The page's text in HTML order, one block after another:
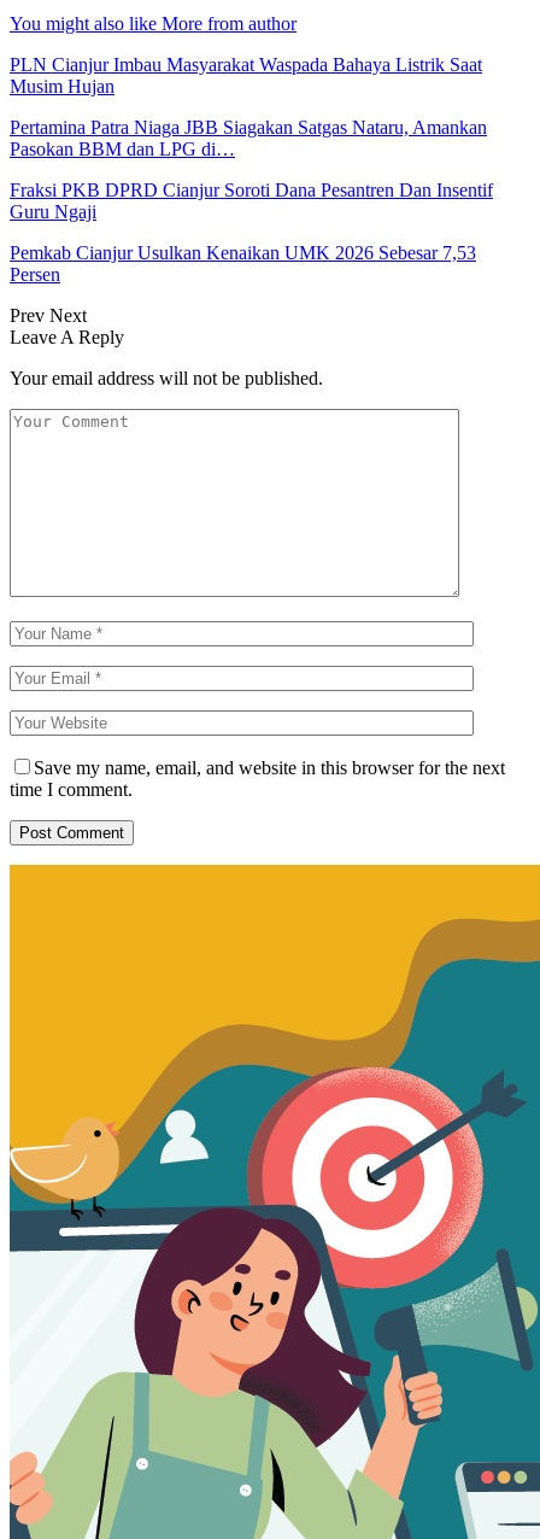
You might also like More from author
PLN Cianjur Imbau Masyarakat Waspada Bahaya Listrik Saat
Musim Hujan
Pertamina Patra Niaga JBB Siagakan Satgas Nataru, Amankan
Pasokan BBM dan LPG di…
Fraksi PKB DPRD Cianjur Soroti Dana Pesantren Dan Insentif
Guru Ngaji
Pemkab Cianjur Usulkan Kenaikan UMK 2026 Sebesar 7,53
Persen
Prev Next
Leave A Reply
Your email address will not be published.
Save my name, email, and website in this browser for the next
time I comment.